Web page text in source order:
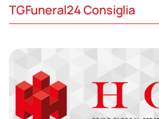
TGFuneral24 Consiglia